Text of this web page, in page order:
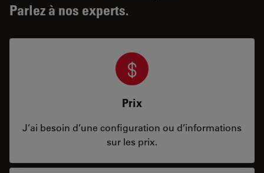
Parlez à nos experts.
Prix
J’ai besoin d’une configuration ou d’informations
sur les prix.